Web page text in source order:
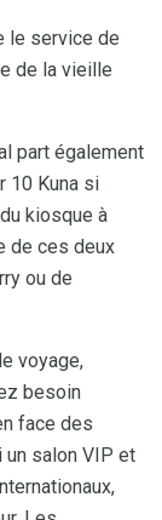
le service de
de la vieille
part également
10 Kuna si
kiosque à
de ces deux
ou de
voyage,
besoin
face des
salon VIP et